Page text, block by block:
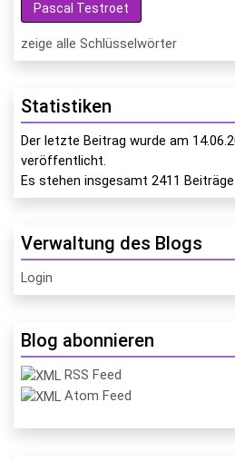
Pascal Testroet
zeige alle Schlüsselwörter
Statistiken
Der letzte Beitrag wurde am
veröffentlicht.
Es stehen insgesamt 2411
Verwaltung des Blogs
Login
Blog abonnieren
RSS Feed
Atom Feed